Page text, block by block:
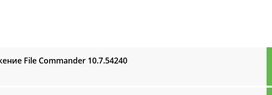
File Commander 10.7.54240